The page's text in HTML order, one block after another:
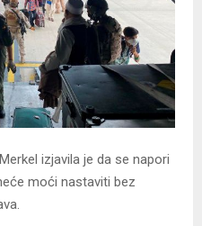
izjavila je da se napori
moći nastaviti bez